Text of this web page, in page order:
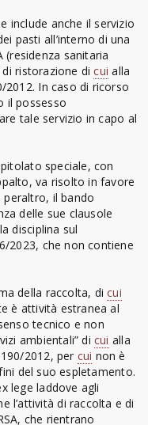
include anche il servizio
pasti all’interno di una
(residenza sanitaria
di ristorazione dicui alla
In caso di ricorso
il possesso
tale servizio in capo al
speciale, con
va risolto in favore
peraltro, il bando
delle sue clausole
disciplina sul
2023, che non contiene
della raccolta, dicui
è attività estranea al
tecnico e non
ambientali” dicui alla
2012, per cui non è
del suo espletamento.
lege laddove agli
l’attività di raccolta e di
che rientrano